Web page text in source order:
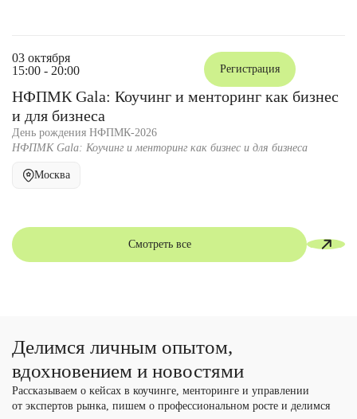
03 октября
15:00 - 20:00
Регистрация
НФПМК Gala: Коучинг и менторинг как бизнес
и для бизнеса
День рождения НФПМК-2026
НФПМК Gala: Коучинг и менторинг как бизнес и для бизнеса
Москва
Смотреть все
Делимся личным опытом,
вдохновением и новостями
Рассказываем о кейсах в коучинге, менторинге и управлении
от экспертов рынка, пишем о профессиональном росте и делимся